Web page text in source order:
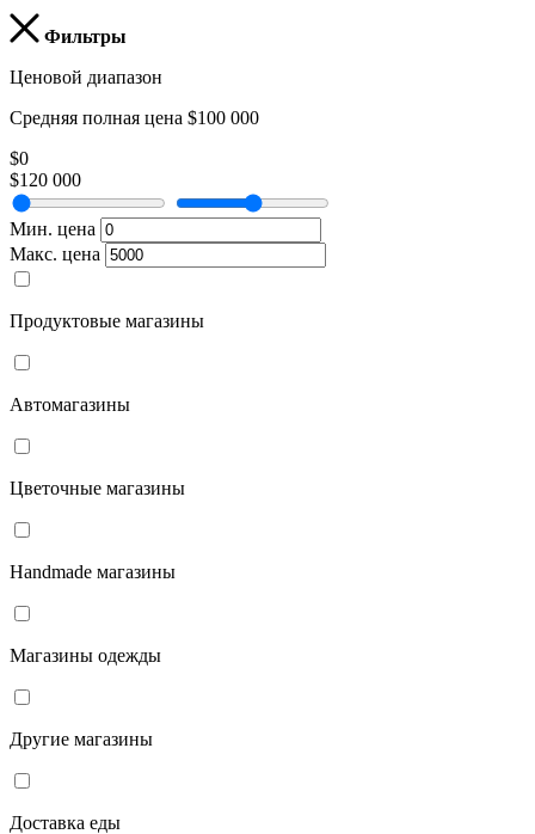
Фильтры
Ценовой диапазон
Средняя полная цена $100 000
$0
$120 000
Мин. цена
Макс. цена
Продуктовые магазины
Автомагазины
Цветочные магазины
Handmade магазины
Магазины одежды
Другие магазины
Доставка еды